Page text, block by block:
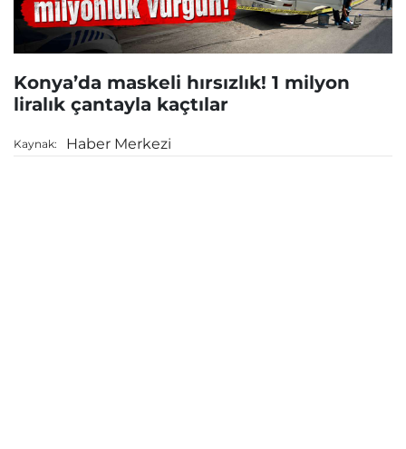
Konya’da maskeli hırsızlık! 1 milyon
liralık çantayla kaçtılar
Kaynak: Haber Merkezi